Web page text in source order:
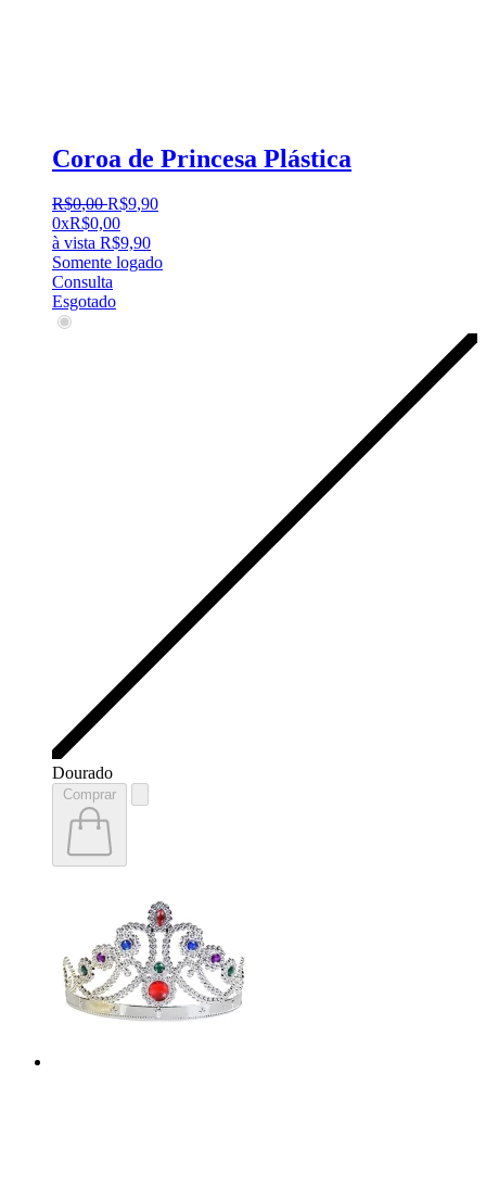
Coroa de Princesa Plástica
R$0,00 R$9,90
0xR$0,00
à vista R$9,90
Somente logado
Consulta
Esgotado
Dourado
Comprar